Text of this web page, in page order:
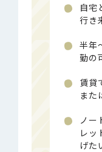
自宅
行き
半年
勤の
賃貸
また
ノー
レッ
げた